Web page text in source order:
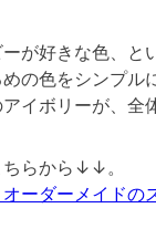
が好きな色、と
の色をシンプル
イボリーが、全
らから↓↓。
ーダーメイドの